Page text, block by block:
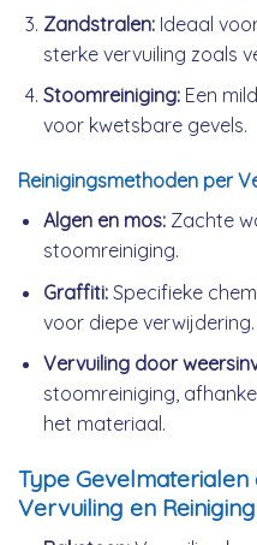
Zandstralen:Ideaal
sterke vervuiling zoals
Stoomreiniging:Een
voor kwetsbare gevels.
Reinigingsmethoden per
Algen en mos:Zachte
stoomreiniging.
Graffiti:Specifieke
voor diepe verwijdering.
Vervuiling door
stoomreiniging,
het materiaal.
Type
Vervuiling en Reiniging